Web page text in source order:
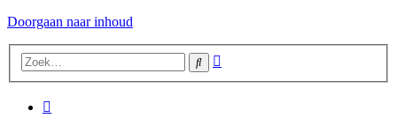
Doorgaan naar inhoud
Zoek